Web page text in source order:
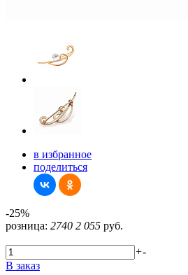
в избранное
поделиться
-25%
розница: 2740 2 055 руб.
+-
В заказ